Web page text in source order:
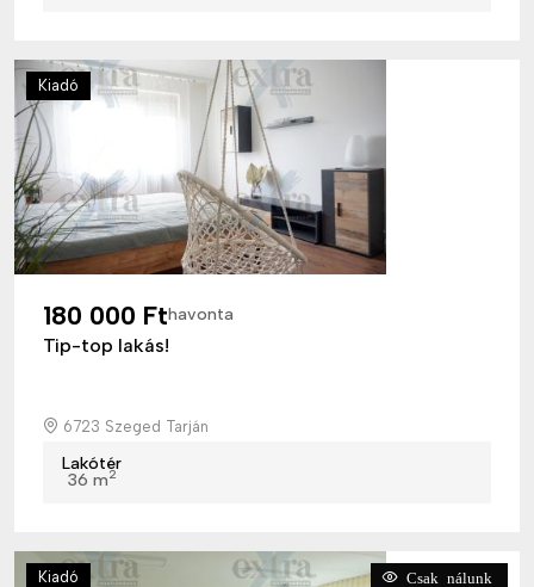
Kiadó
180 000 Fthavonta
Tip-top lakás!
6723 Szeged Tarján
Lakótér
36 m2
Kiadó Csak nálunk